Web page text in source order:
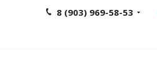
8 (903) 969-58-53